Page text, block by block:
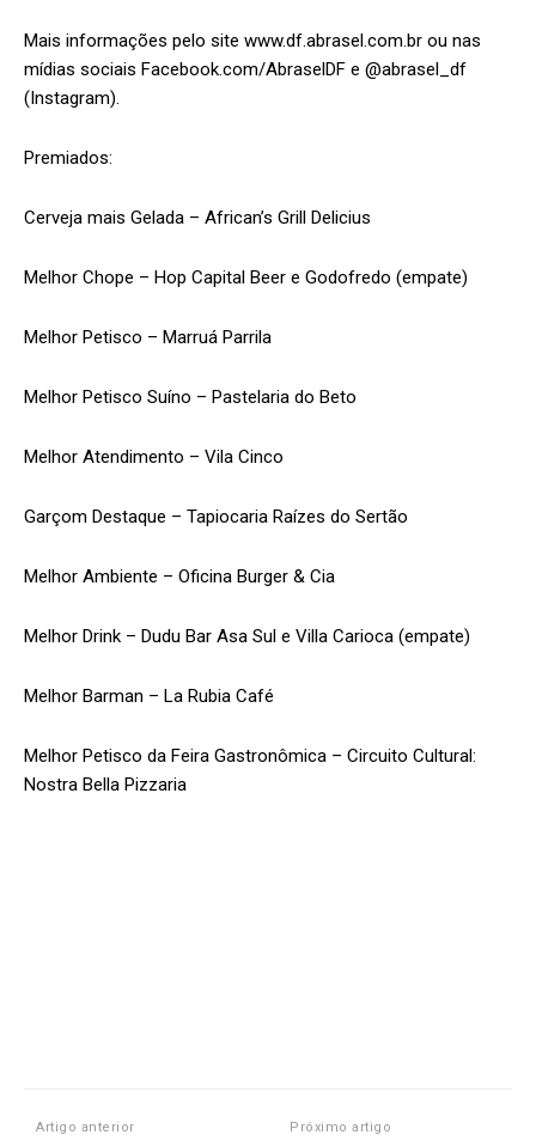
Mais informações pelo site www.df.abrasel.com.br ou nas
mídias sociais Facebook.com/AbraselDF e @abrasel_df
(Instagram).
Premiados:
Cerveja mais Gelada – African’s Grill Delicius
Melhor Chope – Hop Capital Beer e Godofredo (empate)
Melhor Petisco – Marruá Parrila
Melhor Petisco Suíno – Pastelaria do Beto
Melhor Atendimento – Vila Cinco
Garçom Destaque – Tapiocaria Raízes do Sertão
Melhor Ambiente – Oficina Burger & Cia
Melhor Drink – Dudu Bar Asa Sul e Villa Carioca (empate)
Melhor Barman – La Rubia Café
Melhor Petisco da Feira Gastronômica – Circuito Cultural:
Nostra Bella Pizzaria
Artigo anterior Próximo artigo